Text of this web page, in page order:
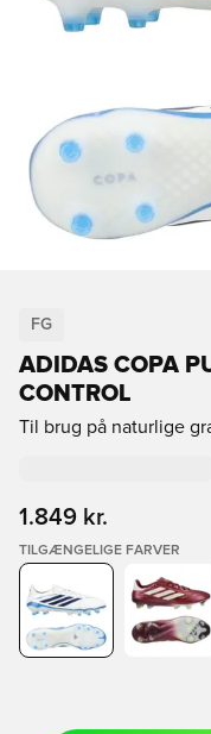
FG
ADIDAS COPA
CONTROL
Til brug på naturlige
1.849 kr.
TILGÆNGELIGE FARVER